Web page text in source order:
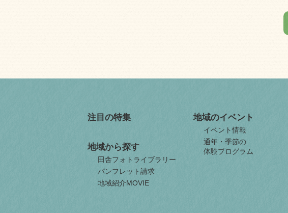
注目の特集
地域から探す
田舎フォトライブラリー
パンフレット請求
地域紹介MOVIE
地域のイベント
イベント情報
通年・季節の
体験プログラム